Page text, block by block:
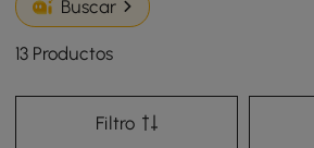
Buscar
13 Productos
Filtro